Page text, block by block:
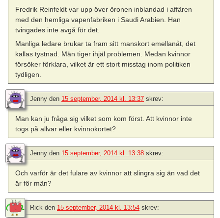
Fredrik Reinfeldt var upp över öronen inblandad i affären
med den hemliga vapenfabriken i Saudi Arabien. Han
tvingades inte avgå för det.
Manliga ledare brukar ta fram sitt manskort emellanåt, det
kallas tystnad. Män tiger ihjäl problemen. Medan kvinnor
försöker förklara, vilket är ett stort misstag inom politiken
tydligen.
Jenny den 15 september, 2014 kl. 13:37 skrev:
Man kan ju fråga sig vilket som kom först. Att kvinnor inte
togs på allvar eller kvinnokortet?
Jenny den 15 september, 2014 kl. 13:38 skrev:
Och varför är det fulare av kvinnor att slingra sig än vad det
är för män?
Rick den 15 september, 2014 kl. 13:54 skrev: